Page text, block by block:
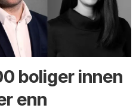
boliger innen
enn